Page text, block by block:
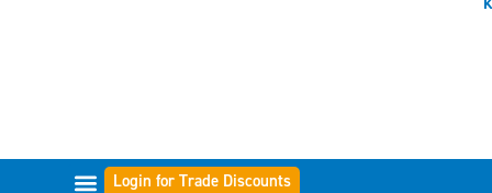
Login for Trade Discounts